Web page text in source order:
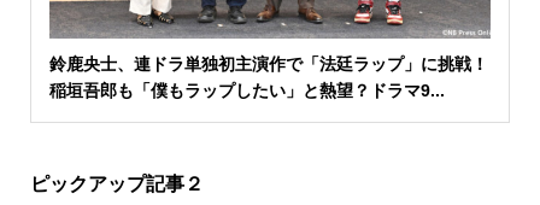
鈴鹿央士、連ドラ単独初主演作で「法廷ラップ」に挑戦！
稲垣吾郎も「僕もラップしたい」と熱望？ドラマ9...
ピックアップ記事２